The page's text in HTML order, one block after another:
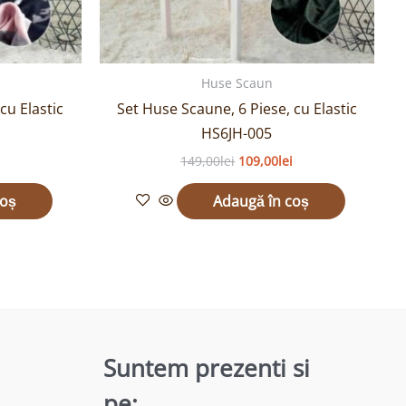
Elastic
Huse Scaun
Set Huse Scaune, 6 Piese, cu Elastic
HS6JH-005
149,00lei 109,00lei
Adaugă în coș
Suntem prezenti si